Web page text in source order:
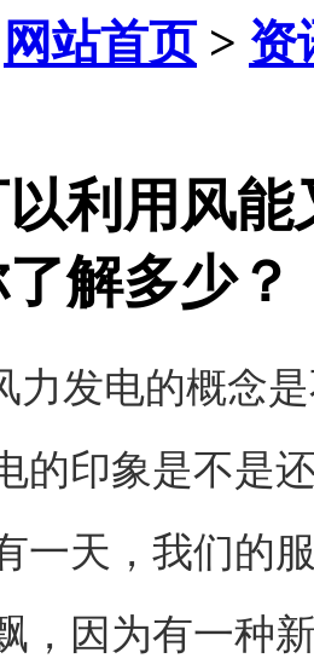
网站首页> 资
利用风
解多少？
力发电的概念
的印象是不是
一天，我们的
，因为有一种